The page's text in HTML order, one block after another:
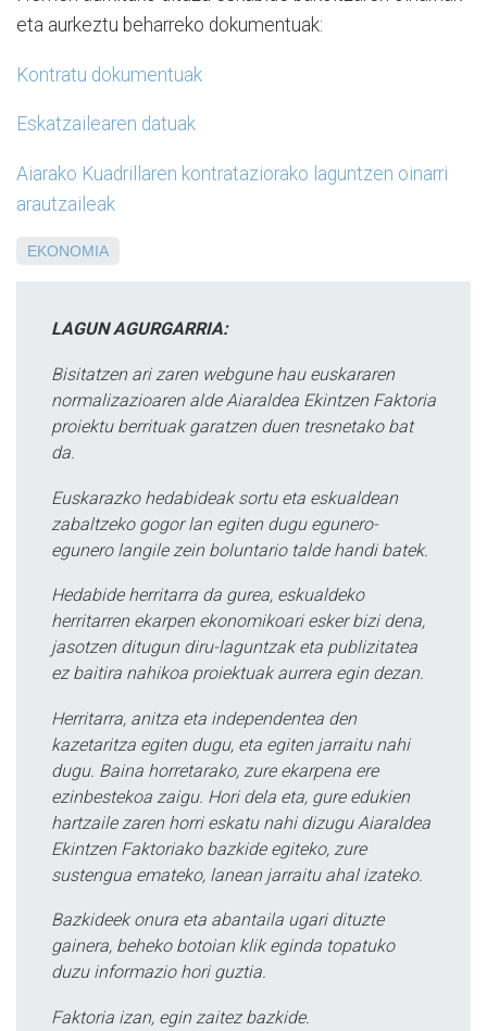
eta aurkeztu beharreko dokumentuak:
Kontratu dokumentuak
Eskatzailearen datuak
Aiarako Kuadrillaren kontrataziorako laguntzen oinarri
arautzaileak
EKONOMIA
LAGUN AGURGARRIA:
Bisitatzen ari zaren webgune hau euskararen
normalizazioaren alde Aiaraldea Ekintzen Faktoria
proiektu berrituak garatzen duen tresnetako bat
da.
Euskarazko hedabideak sortu eta eskualdean
zabaltzeko gogor lan egiten dugu egunero-
egunero langile zein boluntario talde handi batek.
Hedabide herritarra da gurea, eskualdeko
herritarren ekarpen ekonomikoari esker bizi dena,
jasotzen ditugun diru-laguntzak eta publizitatea
ez baitira nahikoa proiektuak aurrera egin dezan.
Herritarra, anitza eta independentea den
kazetaritza egiten dugu, eta egiten jarraitu nahi
dugu. Baina horretarako, zure ekarpena ere
ezinbestekoa zaigu. Hori dela eta, gure edukien
hartzaile zaren horri eskatu nahi dizugu Aiaraldea
Ekintzen Faktoriako bazkide egiteko, zure
sustengua emateko, lanean jarraitu ahal izateko.
Bazkideek onura eta abantaila ugari dituzte
gainera, beheko botoian klik eginda topatuko
duzu informazio hori guztia.
Faktoria izan, egin zaitez bazkide.